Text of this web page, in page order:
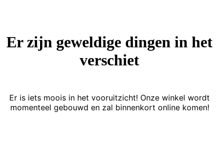
Er zijn geweldige dingen in het
verschiet
Er is iets moois in het vooruitzicht! Onze winkel wordt
momenteel gebouwd en zal binnenkort online komen!